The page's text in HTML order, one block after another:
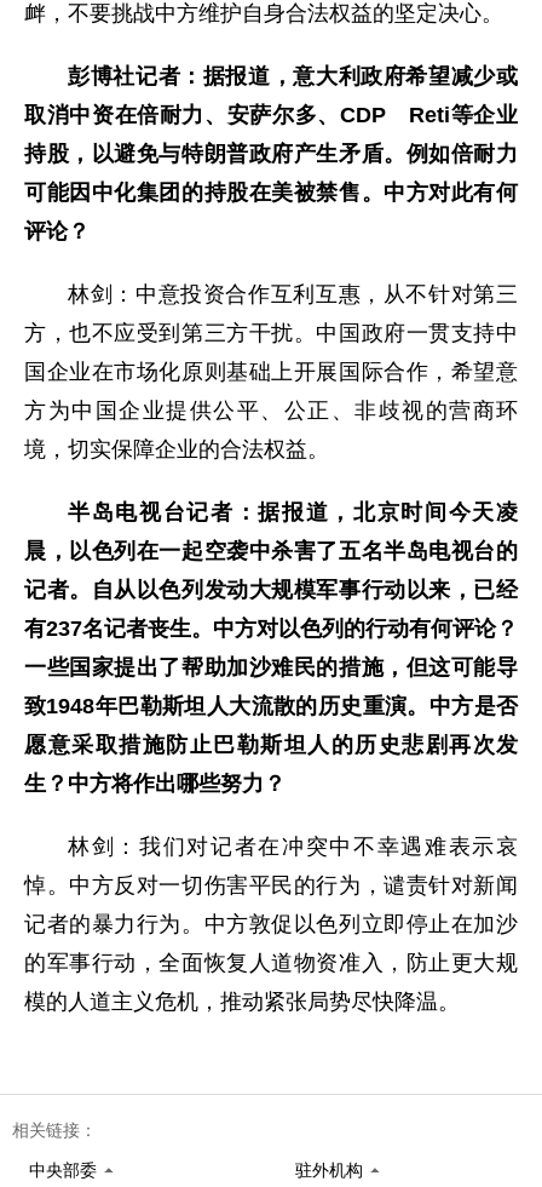
衅，不要挑战中方维护自身合法权益的坚定决心。
彭博社记者：据报道，意大利政府希望减少或
取消中资在倍耐力、安萨尔多、CDP Reti等企业
持股，以避免与特朗普政府产生矛盾。例如倍耐力
可能因中化集团的持股在美被禁售。中方对此有何
评论？
林剑：中意投资合作互利互惠，从不针对第三
方，也不应受到第三方干扰。中国政府一贯支持中
国企业在市场化原则基础上开展国际合作，希望意
方为中国企业提供公平、公正、非歧视的营商环
境，切实保障企业的合法权益。
半岛电视台记者：据报道，北京时间今天凌
晨，以色列在一起空袭中杀害了五名半岛电视台的
记者。自从以色列发动大规模军事行动以来，已经
有237名记者丧生。中方对以色列的行动有何评论？
一些国家提出了帮助加沙难民的措施，但这可能导
致1948年巴勒斯坦人大流散的历史重演。中方是否
愿意采取措施防止巴勒斯坦人的历史悲剧再次发
生？中方将作出哪些努力？
林剑：我们对记者在冲突中不幸遇难表示哀
悼。中方反对一切伤害平民的行为，谴责针对新闻
记者的暴力行为。中方敦促以色列立即停止在加沙
的军事行动，全面恢复人道物资准入，防止更大规
模的人道主义危机，推动紧张局势尽快降温。
相关链接：
中央部委 驻外机构